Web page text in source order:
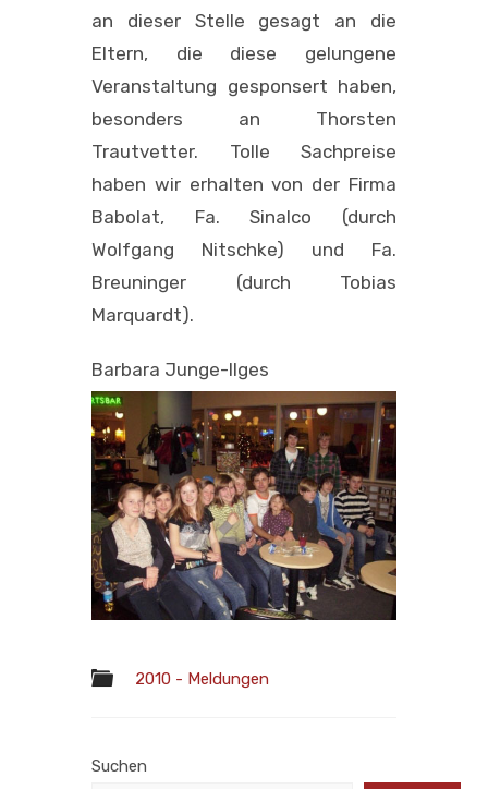
an dieser Stelle gesagt an die
Eltern, die diese gelungene
Veranstaltung gesponsert haben,
besonders an Thorsten
Trautvetter. Tolle Sachpreise
haben wir erhalten von der Firma
Babolat, Fa. Sinalco (durch
Wolfgang Nitschke) und Fa.
Breuninger (durch Tobias
Marquardt).
Barbara Junge-Ilges
2010 - Meldungen
Suchen